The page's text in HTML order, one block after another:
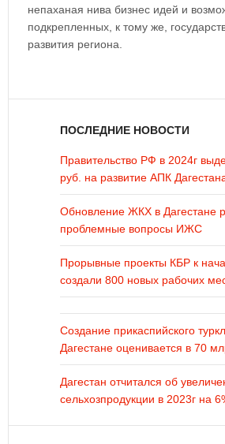
непаханая нива бизнес идей и
подкрепленных, к тому же,
развития региона.
ПОСЛЕДНИЕ НОВОСТИ
Правительство РФ в 2024г
руб. на развитие АПК
Обновление ЖКХ в Дагестане
проблемные вопросы ИЖС
Прорывные проекты КБР к
создали 800 новых рабочих
Создание прикаспийского
Дагестане оценивается в 70
Дагестан отчитался об
сельхозпродукции в 2023г на